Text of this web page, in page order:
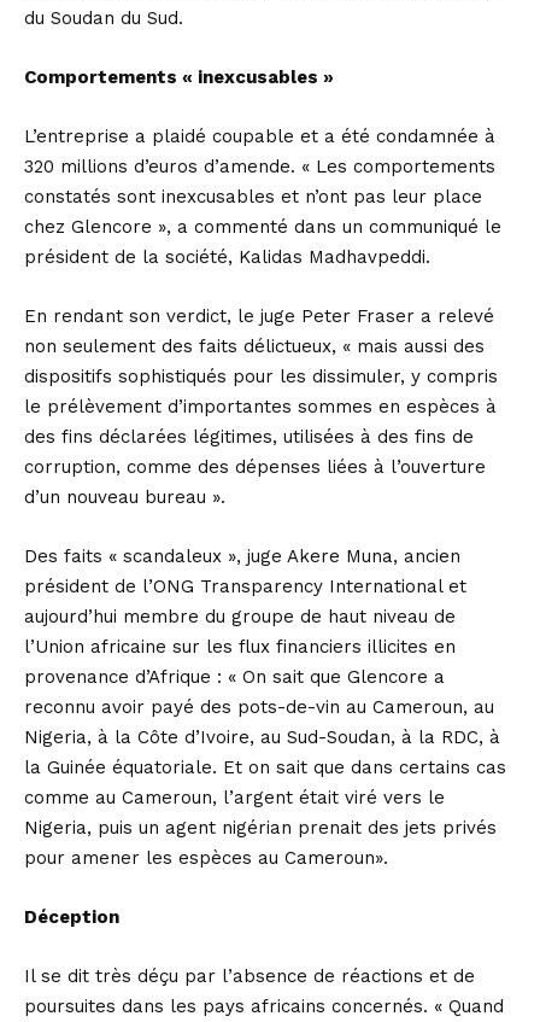
du Soudan du Sud.
Comportements « inexcusables »
L’entreprise a plaidé coupable et a été condamnée à
320 millions d’euros d’amende. « Les comportements
constatés sont inexcusables et n’ont pas leur place
chez Glencore », a commenté dans un communiqué le
président de la société, Kalidas Madhavpeddi.
En rendant son verdict, le juge Peter Fraser a relevé
non seulement des faits délictueux, « mais aussi des
dispositifs sophistiqués pour les dissimuler, y compris
le prélèvement d’importantes sommes en espèces à
des fins déclarées légitimes, utilisées à des fins de
corruption, comme des dépenses liées à l’ouverture
d’un nouveau bureau ».
Des faits « scandaleux », juge Akere Muna, ancien
président de l’ONG Transparency International et
aujourd’hui membre du groupe de haut niveau de
l’Union africaine sur les flux financiers illicites en
provenance d’Afrique : « On sait que Glencore a
reconnu avoir payé des pots-de-vin au Cameroun, au
Nigeria, à la Côte d’Ivoire, au Sud-Soudan, à la RDC, à
la Guinée équatoriale. Et on sait que dans certains cas
comme au Cameroun, l’argent était viré vers le
Nigeria, puis un agent nigérian prenait des jets privés
pour amener les espèces au Cameroun».
Déception
Il se dit très déçu par l’absence de réactions et de
poursuites dans les pays africains concernés. « Quand